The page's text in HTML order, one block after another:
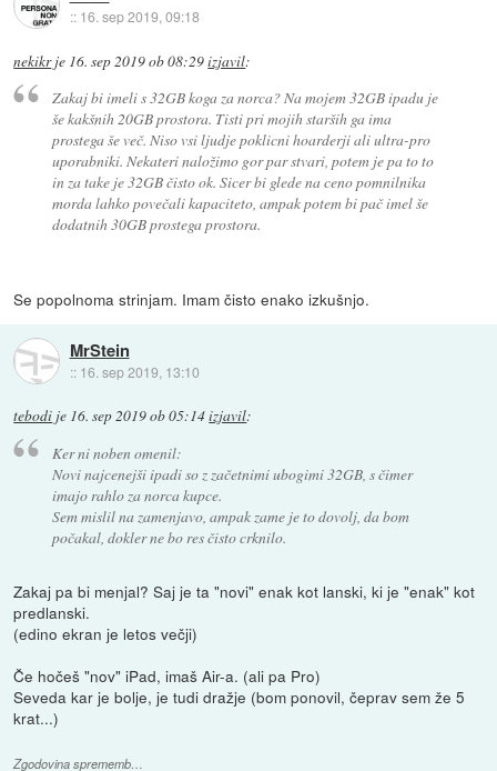
:: 16. sep 2019, 09:18
nekikrje 16. sep 2019 ob 08:29izjavil:
Zakaj bi imeli s 32GB koga za norca? Na mojem 32GB ipadu je
še kakšnih 20GB prostora. Tisti pri mojih starših ga ima
prostega še več. Niso vsi ljudje poklicni hoarderji ali ultra-pro
uporabniki. Nekateri naložimo gor par stvari, potem je pa to to
in za take je 32GB čisto ok. Sicer bi glede na ceno pomnilnika
morda lahko povečali kapaciteto, ampak potem bi pač imel še
dodatnih 30GB prostega prostora.
Se popolnoma strinjam. Imam čisto enako izkušnjo.
MrStein
:: 16. sep 2019, 13:10
tebodi je 16. sep 2019 ob 05:14izjavil:
Ker ni noben omenil:
Novi najcenejši ipadi so z začetnimi ubogimi 32GB, s čimer
imajo rahlo za norca kupce.
Sem mislil na zamenjavo, ampak zame je to dovolj, da bom
počakal, dokler ne bo res čisto crknilo.
Zakaj pa bi menjal? Saj je ta "novi" enak kot lanski, ki je "enak" kot
predlanski.
(edino ekran je letos večji)
Če hočeš "nov" iPad, imaš Air-a. (ali pa Pro)
Seveda kar je bolje, je tudi dražje (bom ponovil, čeprav sem že 5
krat...)
Zgodovina sprememb…